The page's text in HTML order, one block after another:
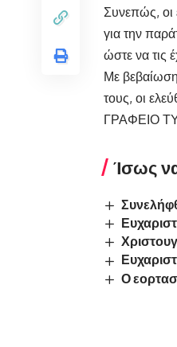
Συνεπώς, οι
για την
ώστε να τις
Με
τους, οι
ΓΡΑΦΕΙΟ
Ίσως
Ο